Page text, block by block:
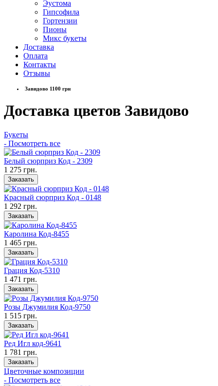
Эустома
Гипсофила
Гортензии
Пионы
Микс букеты
Доставка
Оплата
Контакты
Отзывы
Завидово 1100 грн
Доставка цветов Завидово
Букеты
- Посмотреть все
Белый сюрприз Код - 2309
1 275 грн.
Заказать
Красный сюрприз Код - 0148
1 292 грн.
Заказать
Каролина Код-8455
1 465 грн.
Заказать
Грация Код-5310
1 471 грн.
Заказать
Розы Джумилия Код-9750
1 515 грн.
Заказать
Ред Игл код-9641
1 781 грн.
Заказать
Цветочные композиции
- Посмотреть все